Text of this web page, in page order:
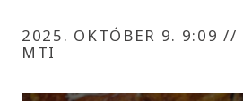
2025. OKTÓBER 9. 9:09//
MTI